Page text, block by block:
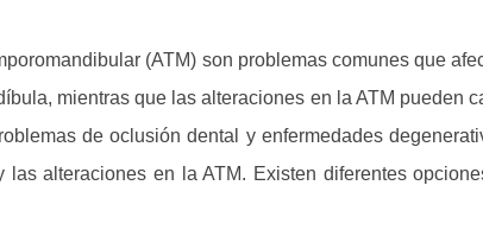
(ATM) son problemas comunes que
mientras que las alteraciones en la ATM pueden
de oclusión dental y enfermedades
alteraciones en la ATM. Existen diferentes